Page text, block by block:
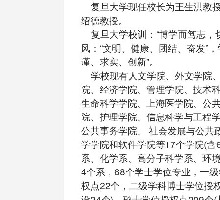
复旦大学现任校长为王生洪教
绍德教授。
复旦大学校训：“博学而笃志，
风：“文明、健康、团结、奋发”
谨、求实、创新”。
学校现有人文学院、外文学院
院、经济学院、管理学院、技术
生命科学学院、上海医学院、公
院、护理学院、信息科学与工程
公共事务学院、 社会发展与公共
学学院和软件学院等17个学院(
系、化学系、高分子科学系、环
4个系，68个学士学位专业，一
权点22个，二级学科博士学位授